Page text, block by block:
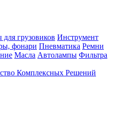
для грузовиков Инструмент
фонари Пневматика Ремни
Масла Автолампы Фильтра
Комплексных Решений